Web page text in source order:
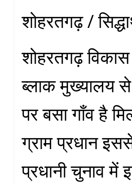
शोहरतगढ़ /
शोहरतगढ़
ब्लाक मुख्यालय
पर बसा गाँव है
ग्राम प्रधान
प्रधानी चुनाव में